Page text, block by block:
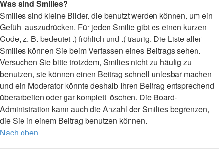
Was sind Smilies?
Smilies sind kleine Bilder, die benutzt werden können, um ein
Gefühl auszudrücken. Für jeden Smilie gibt es einen kurzen
Code, z. B. bedeutet :) fröhlich und :( traurig. Die Liste aller
Smilies können Sie beim Verfassen eines Beitrags sehen.
Versuchen Sie bitte trotzdem, Smilies nicht zu häufig zu
benutzen, sie können einen Beitrag schnell unlesbar machen
und ein Moderator könnte deshalb Ihren Beitrag entsprechend
überarbeiten oder gar komplett löschen. Die Board-
Administration kann auch die Anzahl der Smilies begrenzen,
die Sie in einem Beitrag benutzen können.
Nach oben